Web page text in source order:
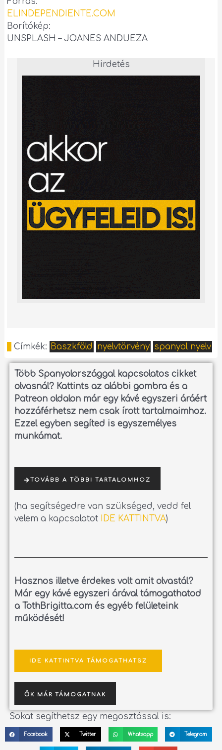
ELINDEPENDIENTE.COM
Borítókép:
UNSPLASH – JOANES ANDUEZA
Hirdetés
Címkék: Baszkföld nyelvtörvény spanyol nyelv
Több Spanyolországgal kapcsolatos cikket
olvasnál? Kattints az alábbi gombra és a
Patreon oldalon már egy kávé egyszeri áráért
hozzáférhetsz nem csak írott tartalmaimhoz.
Ezzel egyben segíted is egyszemélyes
munkámat.
TOVÁBB A TÖBBI TARTALOMHOZ
(ha segítségedre van szükséged, vedd fel
velem a kapcsolatot IDE KATTINTVA)
Hasznos illetve érdekes volt amit olvastál?
Már egy kávé egyszeri árával támogathatod
a TothBrigitta.com és egyéb felületeink
működését!
IDE KATTINTVA TÁMOGATHATSZ
ŐK MÁR TÁMOGATNAK
Sokat segíthetsz egy megosztással is:
Facebook Twitter Whatsapp Telegram